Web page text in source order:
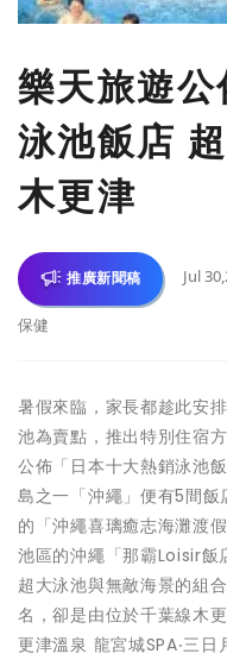
樂天旅遊
泳池飯店
木更津
推廣新聞稿 Jul
保健
暑假來臨，家長都趁此安
池為賣點，推出特別住宿
公佈「日本十大熱銷泳池
島之一「沖繩」便有5間
的「沖繩喜璃癒志海灘渡
池區的沖繩「那霸Loisir飯
超大泳池與無敵海景的組
名，卻是由位於千葉線木
更津溫泉 龍宮城SPA‧三